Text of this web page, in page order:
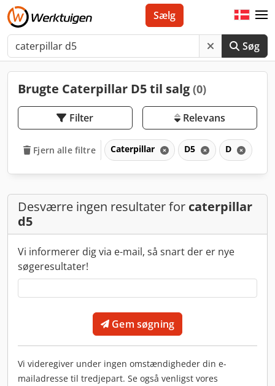
Søg
Sælg
Brugte Caterpillar D5 til salg (0)
Filter Relevans
Fjern alle filtre Caterpillar D5 D
Desværre ingen resultater for caterpillar
d5
Vi informerer dig via e-mail, så snart der er nye
søgeresultater!
Gem søgning
Vi videregiver under ingen omstændigheder din e-
mailadresse til tredjepart. Se også venligst vores